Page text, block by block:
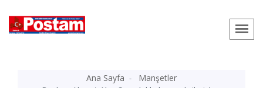
Ana Sayfa
Manşetler